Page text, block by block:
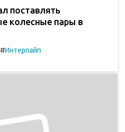
поставлять
колесные пары в
#Интерпайп